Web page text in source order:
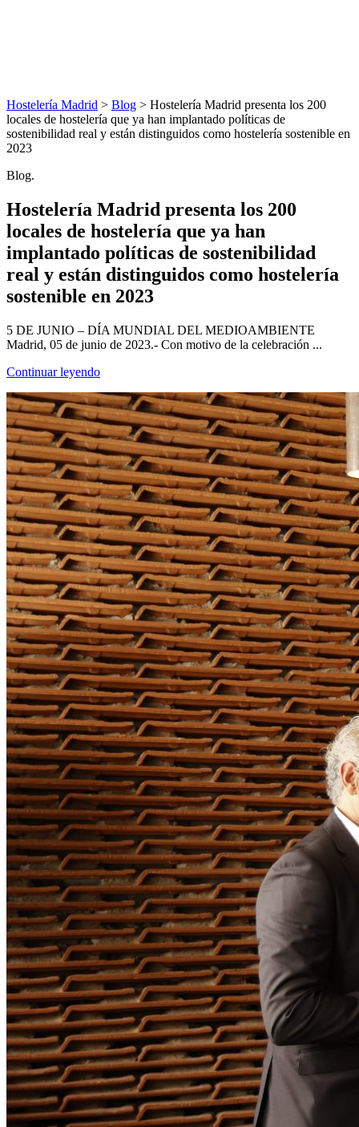
Hostelería Madrid > Blog > Hostelería Madrid presenta los 200
locales de hostelería que ya han implantado políticas de
sostenibilidad real y están distinguidos como hostelería sostenible en
2023
Blog.
Hostelería Madrid presenta los 200
locales de hostelería que ya han
implantado políticas de sostenibilidad
real y están distinguidos como hostelería
sostenible en 2023
5 DE JUNIO – DÍA MUNDIAL DEL MEDIOAMBIENTE
Madrid, 05 de junio de 2023.- Con motivo de la celebración ...
Continuar leyendo